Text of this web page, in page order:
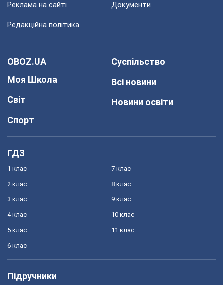
Реклама на сайті Документи
Редакційна політика
OBOZ.UA
Моя Школа
Світ
Спорт
Суспільство
Всі новини
Новини освіти
ГДЗ
1 клас
2 клас
3 клас
4 клас
5 клас
6 клас
7 клас
8 клас
9 клас
10 клас
11 клас
Підручники